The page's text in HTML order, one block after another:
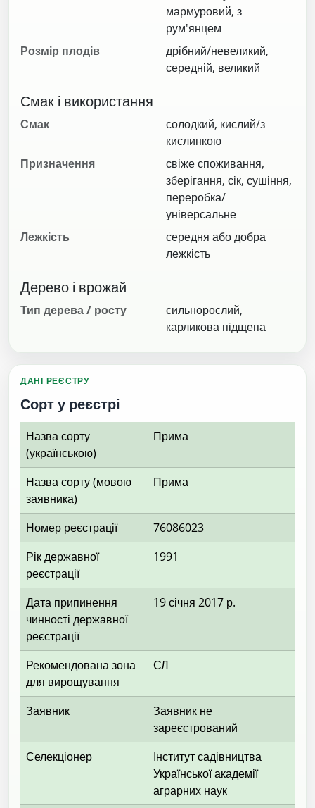
мармуровий, з
рум'янцем
Розмір плодів
дрібний/невеликий,
середній, великий
Смак і використання
Смак
солодкий, кислий/з
кислинкою
Призначення
свіже споживання,
зберігання, сік, сушіння,
переробка/
універсальне
Лежкість
середня або добра
лежкість
Дерево і врожай
Тип дерева / росту
сильнорослий,
карликова підщепа
ДАНІ РЕЄСТРУ
Сорт у реєстрі
Назва сорту
(українською)
Прима
Назва сорту (мовою
заявника)
Прима
Номер реєстрації
76086023
Рік державної
реєстрації
1991
Дата припинення
чинності державної
реєстрації
19 січня 2017 р.
Рекомендована зона
для вирощування
СЛ
Заявник
Заявник не
зареєстрований
Селекціонер
Інститут садівництва
Української академії
аграрних наук